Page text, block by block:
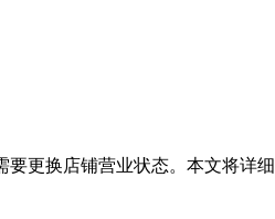
更换店铺营业状态。本文将详